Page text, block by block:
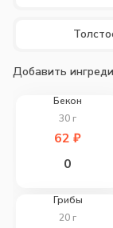
Добавить
Бекон
30 г
62₽
0
Грибы
20 г